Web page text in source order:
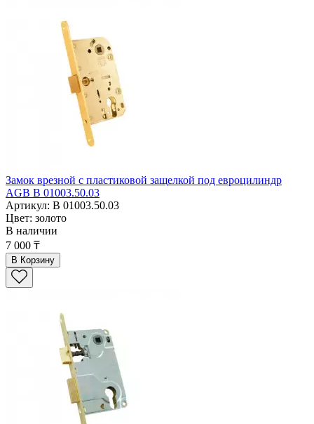
Замок врезной с пластиковой защелкой под евроцилиндр
AGB В 01003.50.03
Артикул: В 01003.50.03
Цвет: золото
В наличии
7 000 ₸
В Корзину